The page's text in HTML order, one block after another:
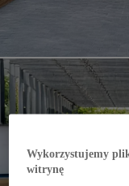
Wykorzystujemy
witrynę